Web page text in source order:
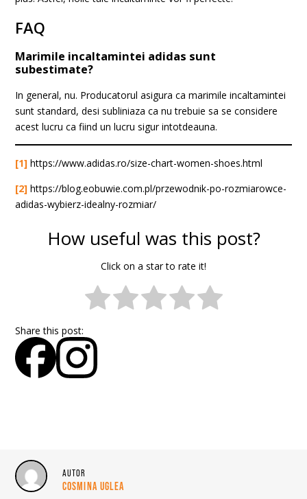
FAQ
Marimile incaltamintei adidas sunt
subestimate?
In general, nu. Producatorul asigura ca marimile incaltamintei
sunt standard, desi subliniaza ca nu trebuie sa se considere
acest lucru ca fiind un lucru sigur intotdeauna.
[1] https://www.adidas.ro/size-chart-women-shoes.html
[2] https://blog.eobuwie.com.pl/przewodnik-po-rozmiarowce-
adidas-wybierz-idealny-rozmiar/
How useful was this post?
Click on a star to rate it!
Share this post:
AUTOR
COSMINA UGLEA